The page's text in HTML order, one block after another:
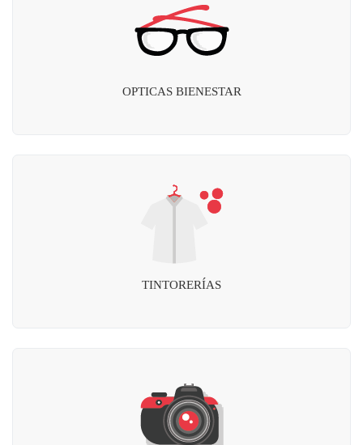
OPTICAS BIENESTAR
TINTORERÍAS